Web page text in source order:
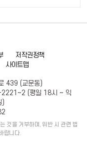
저작권정책
사이트맵
439 (교문동)
(평일 18시 ~ 익
)
것을 거부하며, 위반 시 관련 법
랍니다.